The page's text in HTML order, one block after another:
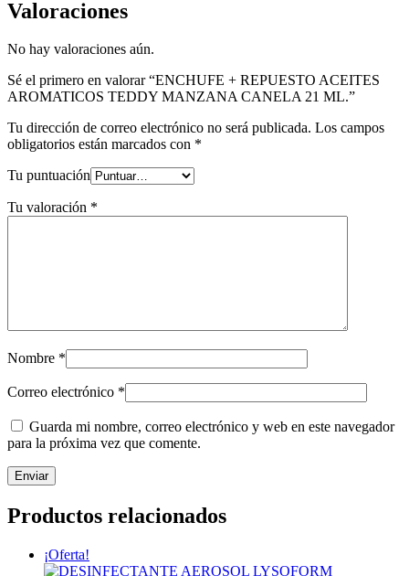
Valoraciones
No hay valoraciones aún.
Sé el primero en valorar “ENCHUFE + REPUESTO ACEITES
AROMATICOS TEDDY MANZANA CANELA 21 ML.”
Tu dirección de correo electrónico no será publicada. Los campos
obligatorios están marcados con *
Tu puntuación
Tu valoración *
Nombre *
Correo electrónico *
Guarda mi nombre, correo electrónico y web en este navegador
para la próxima vez que comente.
Productos relacionados
¡Oferta!